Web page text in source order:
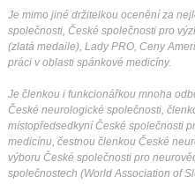
Je mimo jiné držitelkou ocenění za
společnosti, České společnosti pro
(zlatá medaile), Lady PRO, Ceny
práci v oblasti spánkové medicíny.
Je členkou i funkcionářkou mnoha
České neurologické společnosti,
místopředsedkyní České společnosti
medicínu, čestnou členkou České
výboru České společnosti pro
společnostech (World Association of